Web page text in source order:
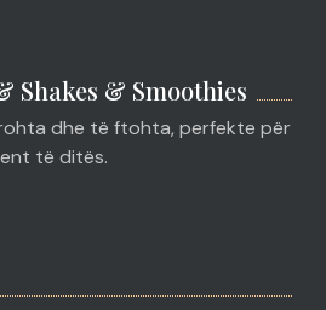
Shakes & Smoothies
dhe të ftohta, perfekte për
të ditës.